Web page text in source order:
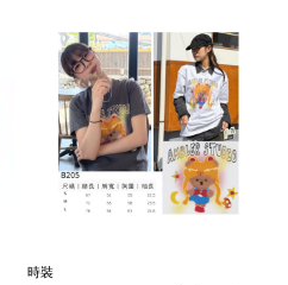
時裝